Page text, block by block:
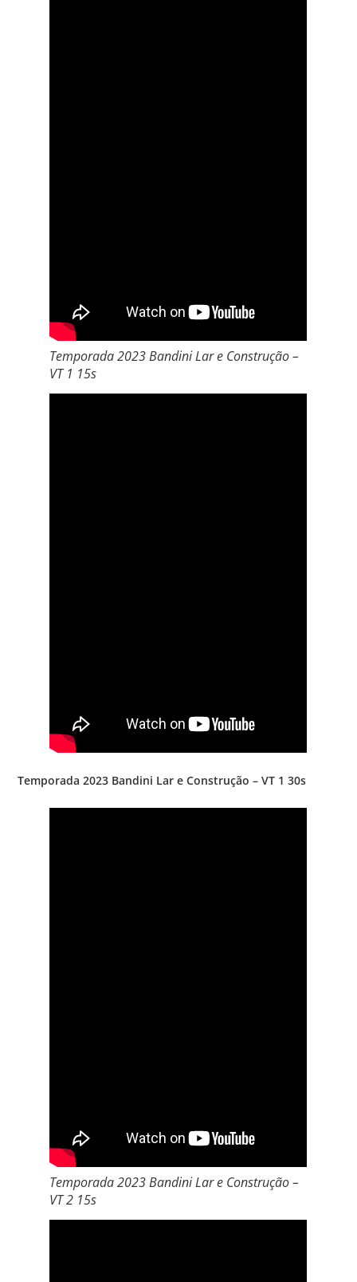
Temporada 2023 Bandini Lar e Construção –
VT 1 15s
Temporada 2023 Bandini Lar e Construção – VT 1 30s
Temporada 2023 Bandini Lar e Construção –
VT 2 15s